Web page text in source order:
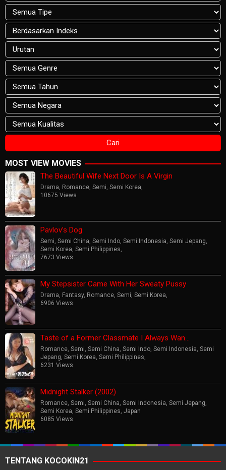
MOST VIEW MOVIES
The Beautiful Wife Next Door Is A Virgin
Drama, Romance, Semi, Semi Korea,
10675 Views
Pavlov’s Dog
Semi, Semi China, Semi Indo, Semi Indonesia, Semi Jepang,
Semi Korea, Semi Philippines,
7673 Views
My Stepsister Came With Her Sweaty Pussy
Drama, Fantasy, Romance, Semi, Semi Korea,
6906 Views
Taste of a Former Classmate I Always Wan…
Romance, Semi, Semi China, Semi Indo, Semi Indonesia, Semi
Jepang, Semi Korea, Semi Philippines,
6231 Views
Midnight Stalker (2002)
Romance, Semi, Semi China, Semi Indonesia, Semi Jepang,
Semi Korea, Semi Philippines, Japan
6085 Views
TENTANG KOCOKIN21